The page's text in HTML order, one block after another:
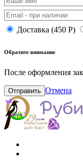
Доставка (450 Р)
Обратите внимание
После оформления
Отправить Отмена